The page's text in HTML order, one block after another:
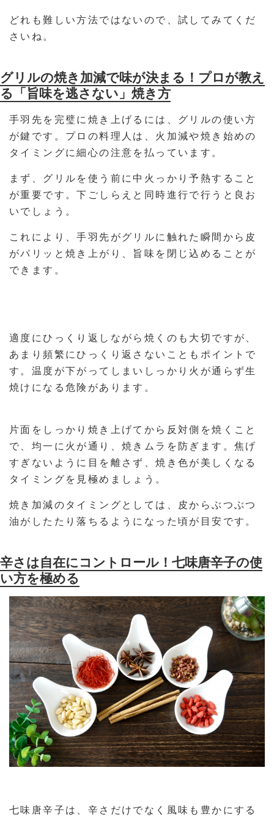
どれも難しい方法ではないので、試してみてくだ
さいね。
グリルの焼き加減で味が決まる！プロが教え
る「旨味を逃さない」焼き方
手羽先を完璧に焼き上げるには、グリルの使い方
が鍵です。プロの料理人は、火加減や焼き始めの
タイミングに細心の注意を払っています。
まず、グリルを使う前に中火っかり予熱すること
が重要です。下ごしらえと同時進行で行うと良お
いでしょう。
これにより、手羽先がグリルに触れた瞬間から皮
がパリッと焼き上がり、旨味を閉じ込めることが
できます。
適度にひっくり返しながら焼くのも大切ですが、
あまり頻繁にひっくり返さないこともポイントで
す。温度が下がってしまいしっかり火が通らず生
焼けになる危険があります。
片面をしっかり焼き上げてから反対側を焼くこと
で、均一に火が通り、焼きムラを防ぎます。焦げ
すぎないように目を離さず、焼き色が美しくなる
タイミングを見極めましょう。
焼き加減のタイミングとしては、皮からぶつぶつ
油がしたたり落ちるようになった頃が目安です。
辛さは自在にコントロール！七味唐辛子の使
い方を極める
七味唐辛子は、辛さだけでなく風味も豊かにする